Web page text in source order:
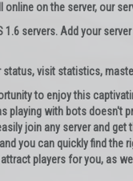
on the server, our
1.6 servers. Add your
visit statistics,
to enjoy this
playing with bots
join any server and
you can quickly find
players for you, as